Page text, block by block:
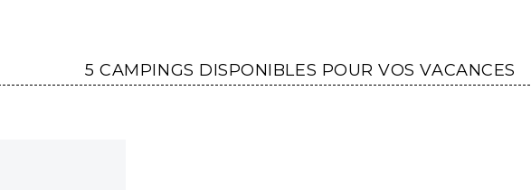
5 CAMPINGS DISPONIBLES POUR VOS VACANCES